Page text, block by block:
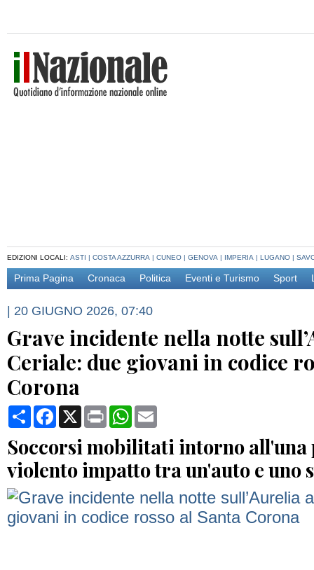
EDIZIONI LOCALI: ASTI | COSTA AZZURRA | CUNEO | GENOVA | IMPERIA | LUGANO |
Prima Pagina Cronaca Politica Eventi e Turismo Sport
| 20 GIUGNO 2026, 07:40
Grave incidente nella notte
Ceriale: due giovani in codice
Corona
CondividiFacebook
X Print WhatsApp
Soccorsi mobilitati intorno all'una
violento impatto tra un'auto e uno